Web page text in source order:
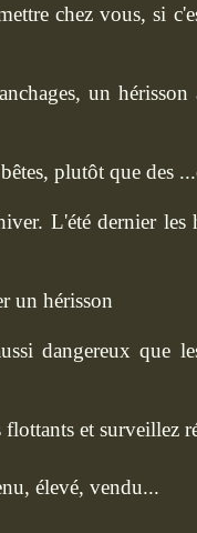
chez vous, si
un
plutôt que des
L'été dernier les
un hérisson
dangereux que
et surveillez
élevé, vendu...